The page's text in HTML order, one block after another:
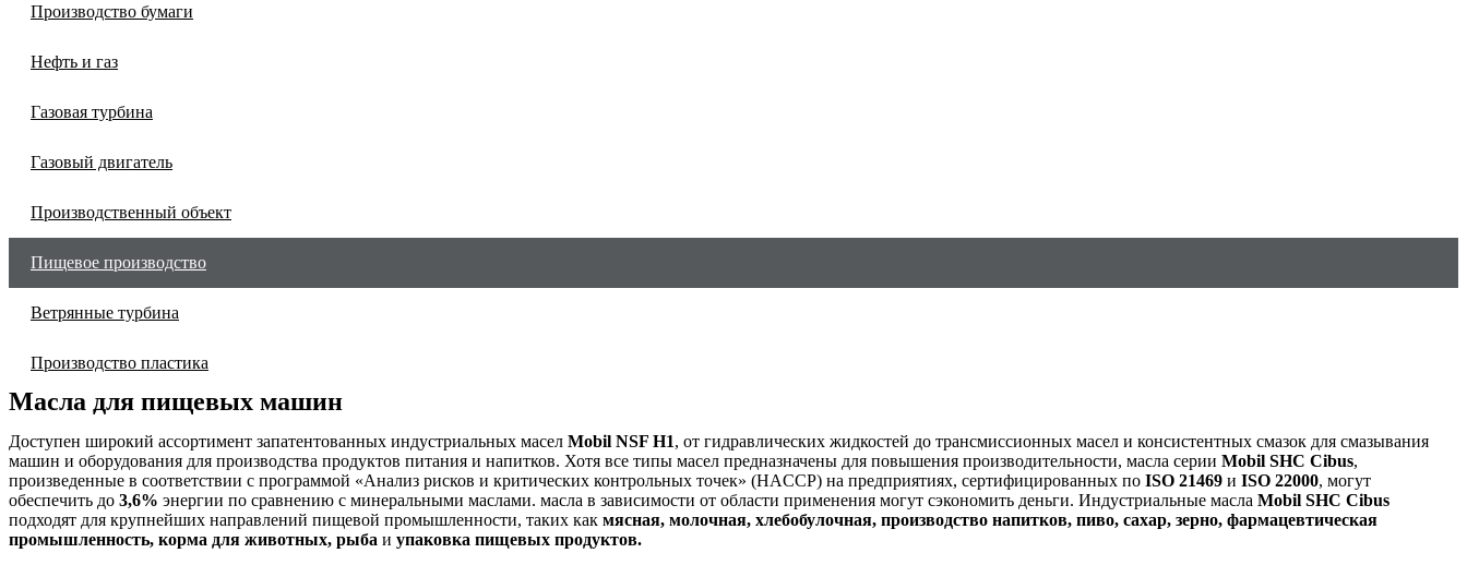
Производство бумаги
Нефть и газ
Газовая турбина
Газовый двигатель
Производственный объект
Пищевое производство
Ветрянные турбина
Производство пластика
Масла для пищевых машин
Доступен широкий ассортимент запатентованных индустриальных масел Mobil NSF H1, от гидравлических жидкостей до трансмиссионных масел и консистентных смазок для смазывания
машин и оборудования для производства продуктов питания и напитков. Хотя все типы масел предназначены для повышения производительности, масла серии Mobil SHC Cibus,
произведенные в соответствии с программой «Анализ рисков и критических контрольных точек» (HACCP) на предприятиях, сертифицированных по ISO 21469 и ISO 22000, могут
обеспечить до 3,6% энергии по сравнению с минеральными маслами. масла в зависимости от области применения могут сэкономить деньги. Индустриальные масла Mobil SHC Cibus
подходят для крупнейших направлений пищевой промышленности, таких как мясная, молочная, хлебобулочная, производство напитков, пиво, сахар, зерно, фармацевтическая
промышленность, корма для животных, рыба и упаковка пищевых продуктов.